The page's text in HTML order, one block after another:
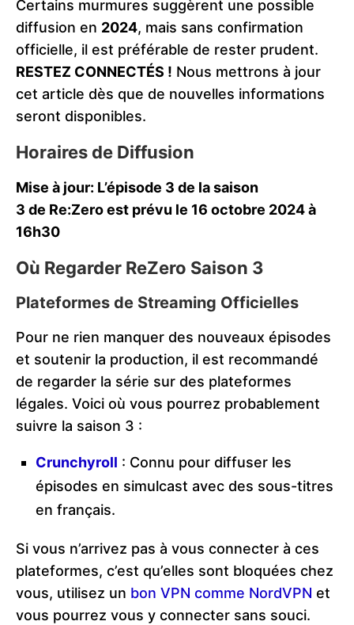
Certains murmures suggèrent une possible
diffusion en 2024, mais sans confirmation
officielle, il est préférable de rester prudent.
RESTEZ CONNECTÉS ! Nous mettrons à jour
cet article dès que de nouvelles informations
seront disponibles.
Horaires de Diffusion
Mise à jour: L’épisode 3 de la saison
3 de Re:Zero est prévu le 16 octobre 2024 à
16h30
Où Regarder ReZero Saison 3
Plateformes de Streaming Officielles
Pour ne rien manquer des nouveaux épisodes
et soutenir la production, il est recommandé
de regarder la série sur des plateformes
légales. Voici où vous pourrez probablement
suivre la saison 3 :
Crunchyroll : Connu pour diffuser les
épisodes en simulcast avec des sous-titres
en français.
Si vous n’arrivez pas à vous connecter à ces
plateformes, c’est qu’elles sont bloquées chez
vous, utilisez un bon VPN comme NordVPN et
vous pourrez vous y connecter sans souci.